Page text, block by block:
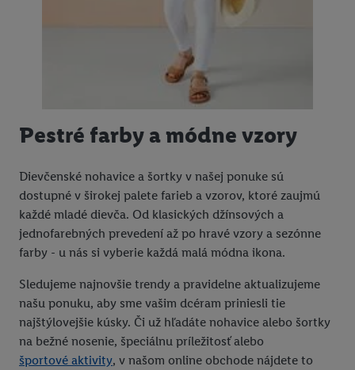
Pestré farby a módne vzory
Dievčenské nohavice a šortky v našej ponuke sú
dostupné v širokej palete farieb a vzorov, ktoré zaujmú
každé mladé dievča. Od klasických džínsových a
jednofarebných prevedení až po hravé vzory a sezónne
farby - u nás si vyberie každá malá módna ikona.
Sledujeme najnovšie trendy a pravidelne aktualizujeme
našu ponuku, aby sme vašim dcéram priniesli tie
najštýlovejšie kúsky. Či už hľadáte nohavice alebo šortky
na bežné nosenie, špeciálnu príležitosť alebo
športové aktivity, v našom online obchode nájdete to